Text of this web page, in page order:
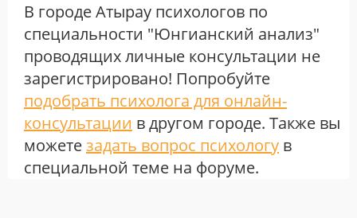
В городе Атырау психологов по
специальности "Юнгианский анализ"
проводящих личные консультации не
зарегистрировано! Попробуйте
подобрать психолога для онлайн-
консультации в другом городе. Также вы
можетезадать вопрос психологу в
специальной теме на форуме.